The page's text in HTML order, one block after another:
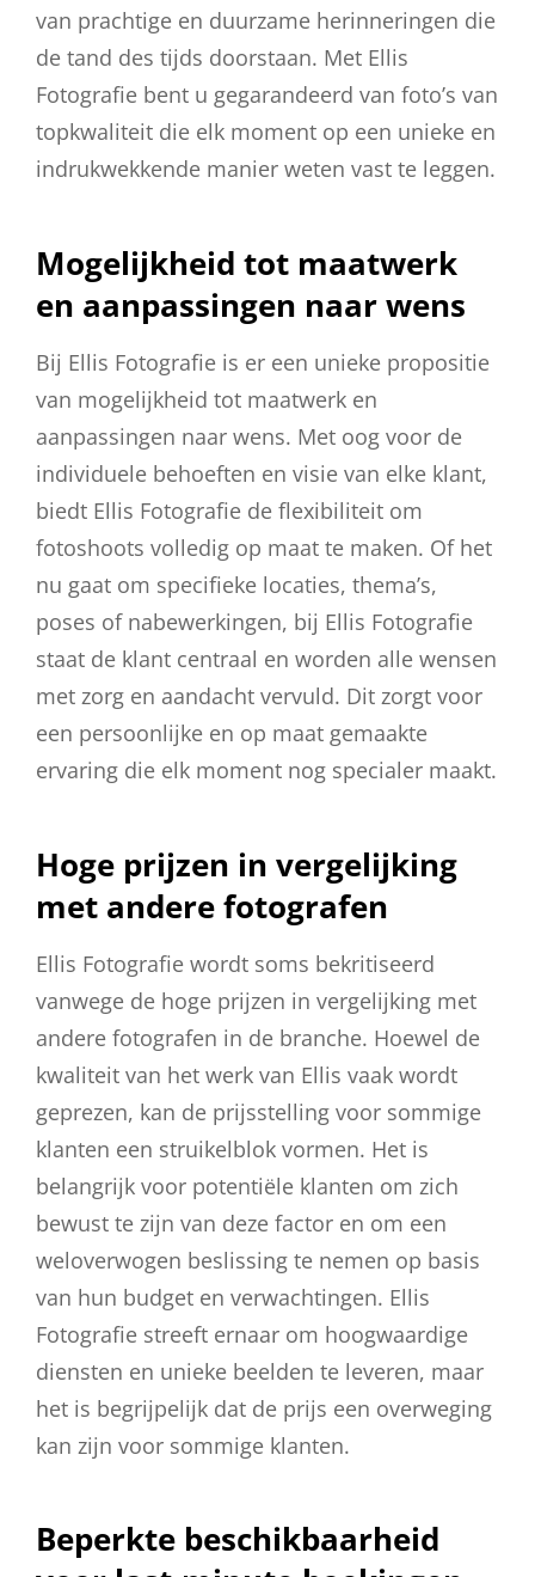
van prachtige en duurzame herinneringen die
de tand des tijds doorstaan. Met Ellis
Fotografie bent u gegarandeerd van foto’s van
topkwaliteit die elk moment op een unieke en
indrukwekkende manier weten vast te leggen.
Mogelijkheid tot maatwerk
en aanpassingen naar wens
Bij Ellis Fotografie is er een unieke propositie
van mogelijkheid tot maatwerk en
aanpassingen naar wens. Met oog voor de
individuele behoeften en visie van elke klant,
biedt Ellis Fotografie de flexibiliteit om
fotoshoots volledig op maat te maken. Of het
nu gaat om specifieke locaties, thema’s,
poses of nabewerkingen, bij Ellis Fotografie
staat de klant centraal en worden alle wensen
met zorg en aandacht vervuld. Dit zorgt voor
een persoonlijke en op maat gemaakte
ervaring die elk moment nog specialer maakt.
Hoge prijzen in vergelijking
met andere fotografen
Ellis Fotografie wordt soms bekritiseerd
vanwege de hoge prijzen in vergelijking met
andere fotografen in de branche. Hoewel de
kwaliteit van het werk van Ellis vaak wordt
geprezen, kan de prijsstelling voor sommige
klanten een struikelblok vormen. Het is
belangrijk voor potentiële klanten om zich
bewust te zijn van deze factor en om een
weloverwogen beslissing te nemen op basis
van hun budget en verwachtingen. Ellis
Fotografie streeft ernaar om hoogwaardige
diensten en unieke beelden te leveren, maar
het is begrijpelijk dat de prijs een overweging
kan zijn voor sommige klanten.
Beperkte beschikbaarheid